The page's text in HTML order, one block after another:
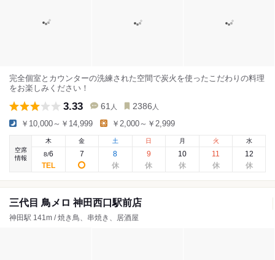
完全個室とカウンターの洗練された空間で炭火を使ったこだわりの料理
をお楽しみください！
3.33 61 人 2386 人
￥10,000～￥14,999 ￥2,000～￥2,999
空席
情報
木
8/6
金
7
土
8
日
9
月
10
火
11
水
12
三代目 鳥メロ 神田西口駅前店
神田駅 141m / 焼き鳥、串焼き、居酒屋